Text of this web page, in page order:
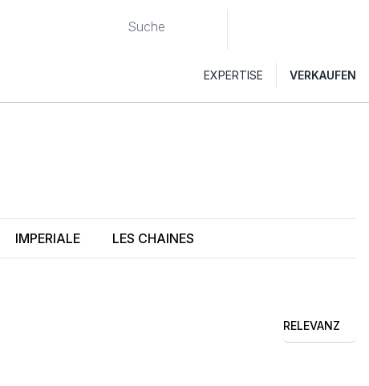
EXPERTISE VERKAUFEN
IMPERIALE LES CHAINES
RELEVANZ